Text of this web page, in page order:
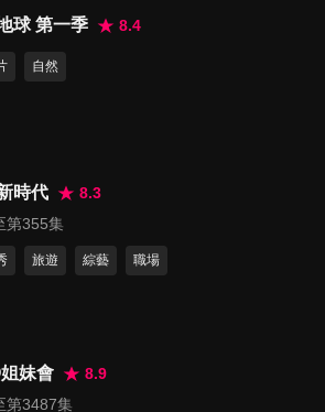
47
分鐘
第854集 旅遊住房知識大會考
47
分鐘
師
球 第一季 8.4
自然
時代
8.3
第355集
旅遊 綜藝 職場
妹會
8.9
第3487集